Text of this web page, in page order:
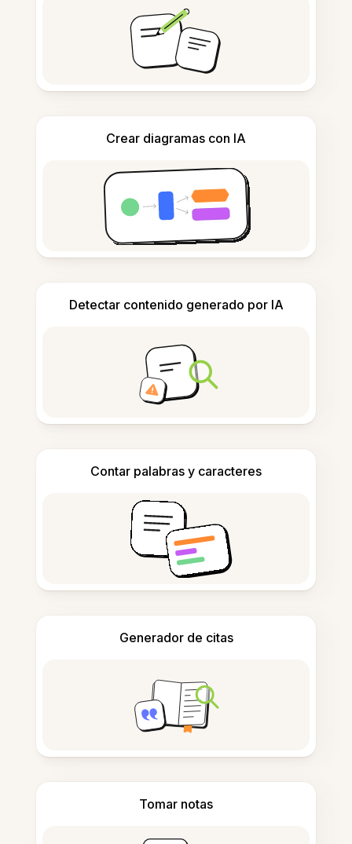
Crear diagramas con IA
Detectar contenido generado por IA
Contar palabras y caracteres
Generador de citas
Tomar notas